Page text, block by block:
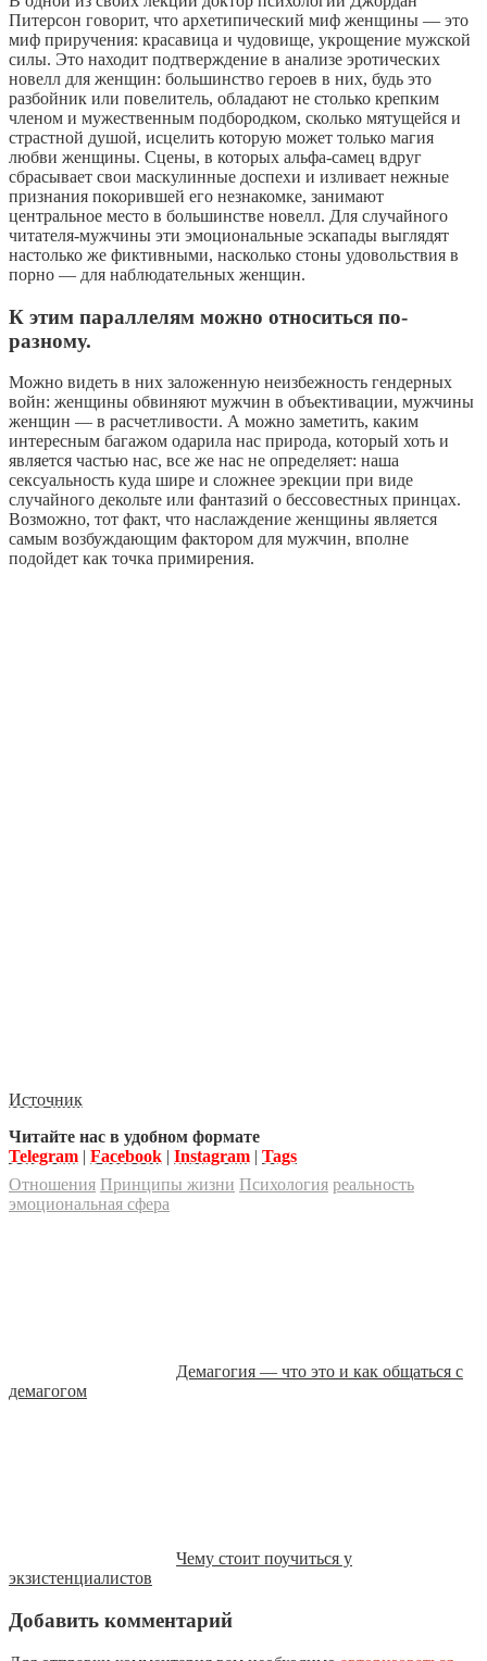
Питерсон говорит, что архетипический миф женщины — это
миф приручения: красавица и чудовище, укрощение мужской
силы. Это находит подтверждение в анализе эротических
новелл для женщин: большинство героев в них, будь это
разбойник или повелитель, обладают не столько крепким
членом и мужественным подбородком, сколько мятущейся и
страстной душой, исцелить которую может только магия
любви женщины. Сцены, в которых альфа-самец вдруг
сбрасывает свои маскулинные доспехи и изливает нежные
признания покорившей его незнакомке, занимают
центральное место в большинстве новелл. Для случайного
читателя-мужчины эти эмоциональные эскапады выглядят
настолько же фиктивными, насколько стоны удовольствия в
порно — для наблюдательных женщин.
К этим параллелям можно относиться по-
разному.
Можно видеть в них заложенную неизбежность гендерных
войн: женщины обвиняют мужчин в объективации, мужчины
женщин — в расчетливости. А можно заметить, каким
интересным багажом одарила нас природа, который хоть и
является частью нас, все же нас не определяет: наша
сексуальность куда шире и сложнее эрекции при виде
случайного декольте или фантазий о бессовестных принцах.
Возможно, тот факт, что наслаждение женщины является
самым возбуждающим фактором для мужчин, вполне
подойдет как точка примирения.
Источник
Читайте нас в удобном формате
Telegram | Facebook | Instagram | Tags
Отношения Принципы жизни Психология реальность
эмоциональная сфера
Демагогия — что это и как общаться с
демагогом
Чему стоит поучиться у
экзистенциалистов
Добавить комментарий